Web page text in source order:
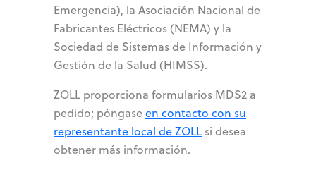
Emergencia), la Asociación Nacional de
Fabricantes Eléctricos (NEMA) y la
Sociedad de Sistemas de Información y
Gestión de la Salud (HIMSS).
ZOLL proporciona formularios MDS2 a
pedido; póngaseen contacto con su
representante local de ZOLL si desea
obtener más información.